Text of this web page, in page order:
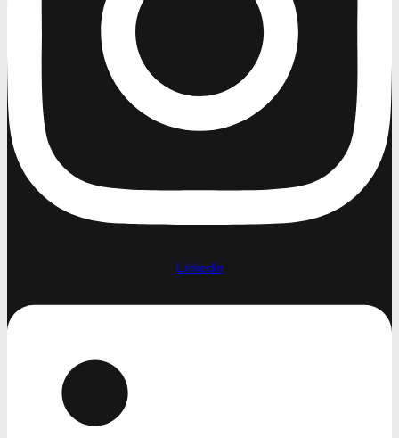
Linkedin